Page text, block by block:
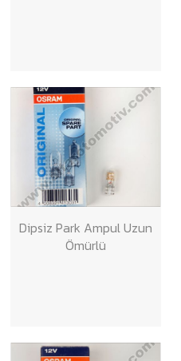
Dipsiz Park Ampul Uzun
Ömürlü